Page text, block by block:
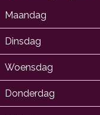
Maandag
Dinsdag
Woensdag
Donderdag